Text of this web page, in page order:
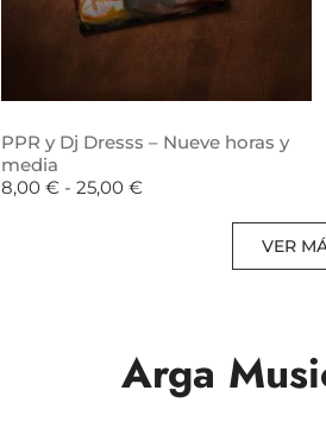
PPR y Dj Dresss – Nueve horas y
media
8,00 € - 25,00 €
VER
Arga